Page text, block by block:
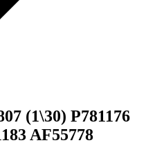
(1\30) P781176
AF55778